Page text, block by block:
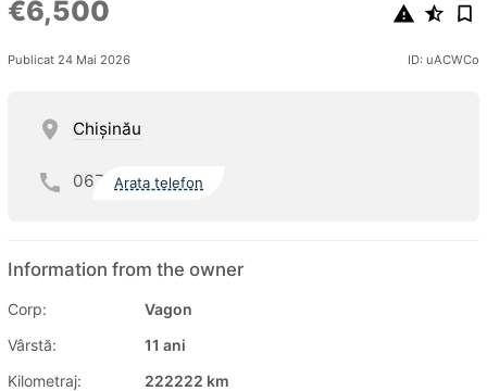
€6,500
Publicat 24 Mai 2026 ID: uACWCo
Chişinău
067 Arata telefon
Information from the owner
Corp:
Vagon
Vârstă:
11 ani
Kilometraj:
222222 km